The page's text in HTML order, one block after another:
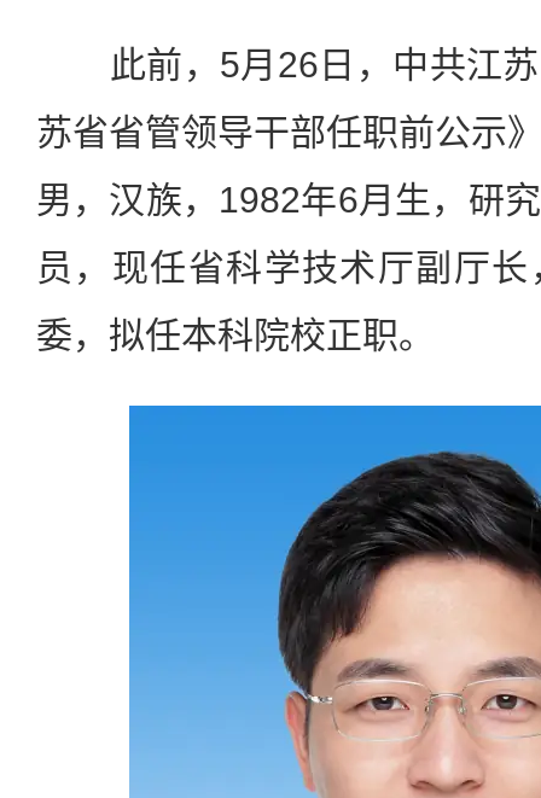
此前，5月26日，中共江苏
苏省省管领导干部任职前公示
男，汉族，1982年6月生，研
员，现任省科学技术厅副厅
委，拟任本科院校正职。